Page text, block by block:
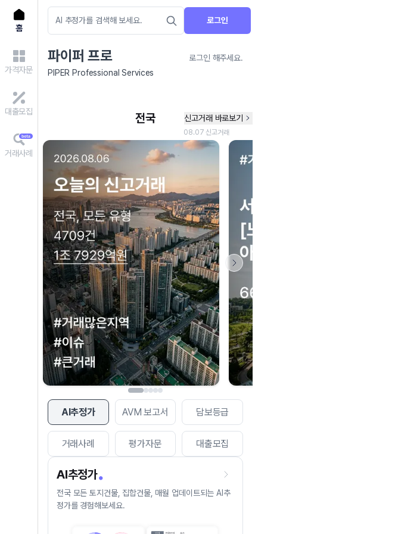
홈
가격자문
대출모집
거래사례
로그인
파이퍼 프로
로그인 해주세요.
PIPER Professional Services
AI추정가 AVM 보고서 담보등급
거래사례 평가자문 대출모집
AI추정가
전국 모든 토지건물, 집합건물, 매월 업데이트되는 AI추
정가를 경험해보세요.